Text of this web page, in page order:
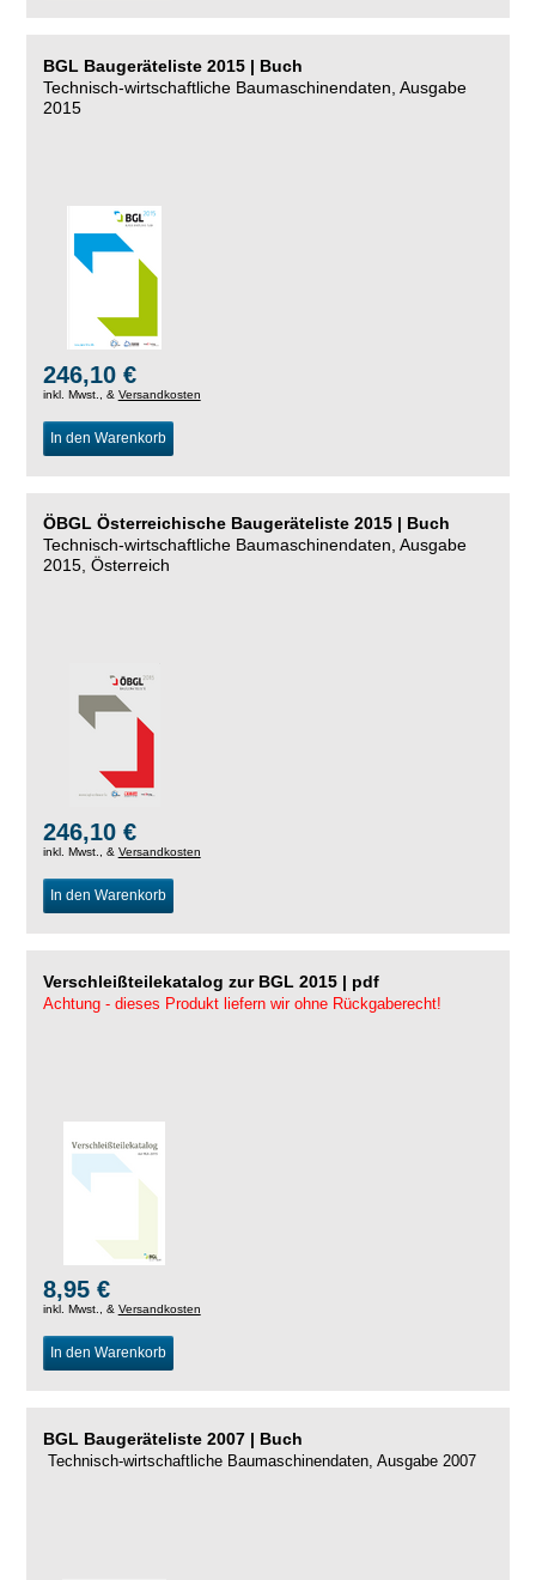
BGL Baugeräteliste 2015 | Buch
Technisch-wirtschaftliche Baumaschinendaten, Ausgabe
2015
246,10 €
inkl. Mwst., & Versandkosten
In den Warenkorb
ÖBGL Österreichische Baugeräteliste 2015 | Buch
Technisch-wirtschaftliche Baumaschinendaten, Ausgabe
2015, Österreich
246,10 €
inkl. Mwst., & Versandkosten
In den Warenkorb
Verschleißteilekatalog zur BGL 2015 | pdf
Achtung - dieses Produkt liefern wir ohne Rückgaberecht!
8,95 €
inkl. Mwst., & Versandkosten
In den Warenkorb
BGL Baugeräteliste 2007 | Buch
Technisch-wirtschaftliche Baumaschinendaten, Ausgabe 2007